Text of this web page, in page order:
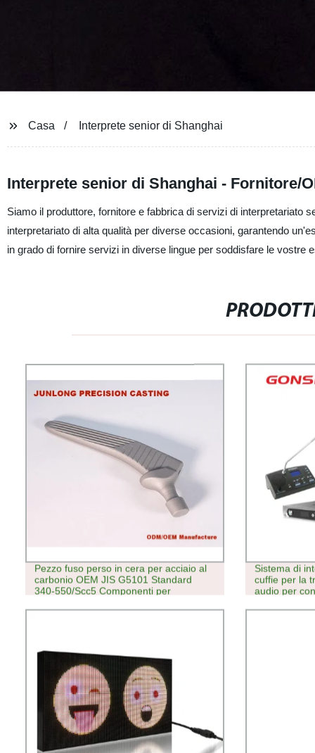
Casa Interprete senior di Shanghai
Interprete senior di Shanghai - Fornitore/
Siamo il produttore, fornitore e fabbrica di servizi di interpretariato
interpretariato di alta qualità per diverse occasioni, garantendo
in grado di fornire servizi in diverse lingue per soddisfare le vostre
Pezzo fuso perso in cera per acciaio al
carbonio OEM JIS G5101 Standard
340-550/Scc5 Componenti per
Sistema di
cuffie per la
audio per